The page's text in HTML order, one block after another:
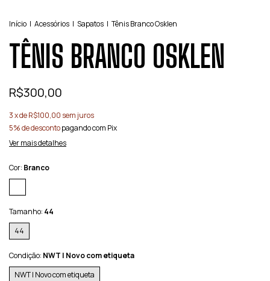
Início | Acessórios | Sapatos | Tênis Branco Osklen
TÊNIS BRANCO OSKLEN
R$300,00
3x deR$100,00 sem juros
5% de descontopagando com Pix
Ver mais detalhes
Cor: Branco
Tamanho: 44
44
Condição: NWT | Novo com etiqueta
NWT | Novo com etiqueta